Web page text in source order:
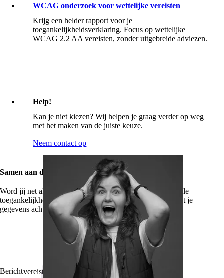
WCAG onderzoek voor wettelijke vereisten
Krijg een helder rapport voor je
toegankelijkheidsverklaring. Focus op wettelijke
WCAG 2.2 AA vereisten, zonder uitgebreide adviezen.
Help!
Kan je niet kiezen? Wij helpen je graag verder op weg
met het maken van de juiste keuze.
Neem contact op
Samen aan de slag?
Word jij net als Carolina ook razend enthousiast van digitale
toegankelijkheid? Of zit je met de handen in het haar? Laat je
gegevens achter, dan nemen we gelijk contact met je op.
Berichtvereist